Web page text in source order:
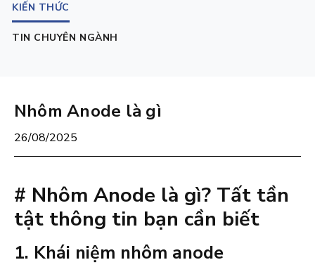
KIẾN THỨC
TIN CHUYÊN NGÀNH
Nhôm Anode là gì
26/08/2025
# Nhôm Anode là gì? Tất tần
tật thông tin bạn cần biết
1. Khái niệm nhôm anode